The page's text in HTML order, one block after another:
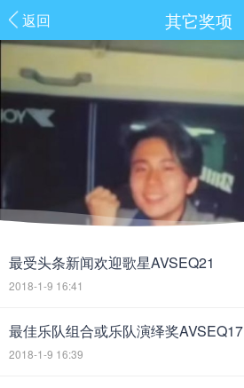
返回 其它奖项
最受头条新闻欢迎歌星AVSEQ21
2018-1-9 16:41
最佳乐队组合或乐队演绎奖AVSEQ17
2018-1-9 16:39